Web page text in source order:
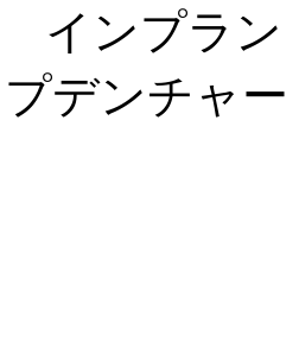
インプラ
プデンチャ